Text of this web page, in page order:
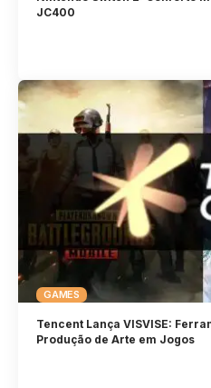
JC400
GAMES
Tencent Lança VISVISE:
Produção de Arte em Jogos